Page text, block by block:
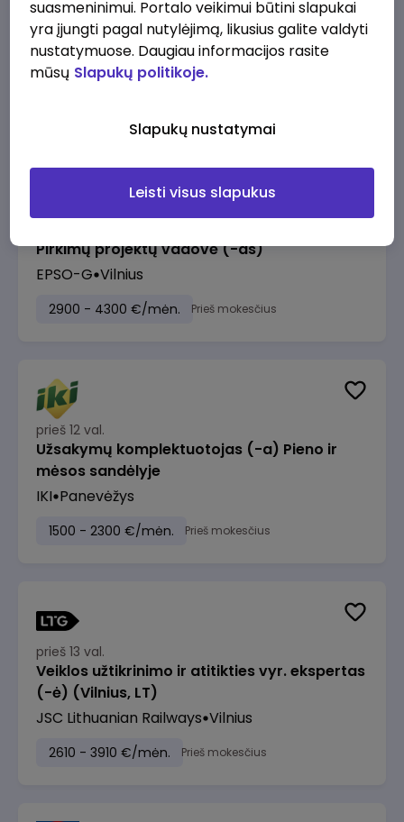
prieš 11 val.
IT sprendimų architektas (-ė) (Vilnius, LT)
JSC Lithuanian Railways
Pirkimų projektų vadovė (-as)
EPSO-G Vilnius
2900 - 4300 €/mėn. Prieš mokesčius
prieš 12 val.
Užsakymų komplektuotojas (-a) Pieno ir
mėsos sandėlyje
IKI Panevėžys
1500 - 2300 €/mėn. Prieš mokesčius
prieš 13 val.
Veiklos užtikrinimo ir atitikties vyr. ekspertas
(-ė) (Vilnius, LT)
JSC Lithuanian Railways Vilnius
2610 - 3910 €/mėn. Prieš mokesčius
suasmeninimui. Portalo veikimui būtini slapukai
yra įjungti pagal nutylėjimą, likusius galite valdyti
nustatymuose. Daugiau informacijos rasite
mūsų Slapukų politikoje.
Slapukų nustatymai
Leisti visus slapukus